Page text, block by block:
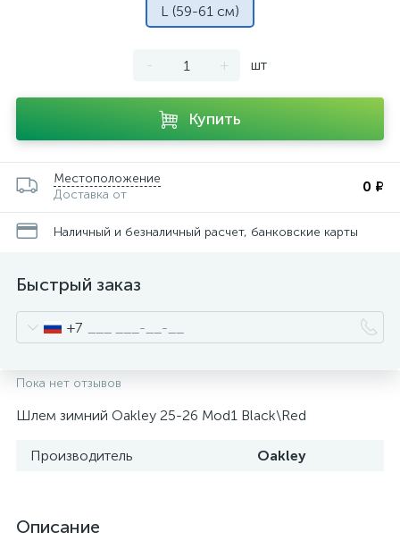
L (59-61 см)
- + шт
Купить
Местоположение
Доставка от
0 ₽
Наличный и безналичный расчет, банковские карты
Быстрый заказ
+7
Пока нет отзывов
Шлем зимний Oakley 25-26 Mod1 Black\Red
Производитель Oakley
Описание